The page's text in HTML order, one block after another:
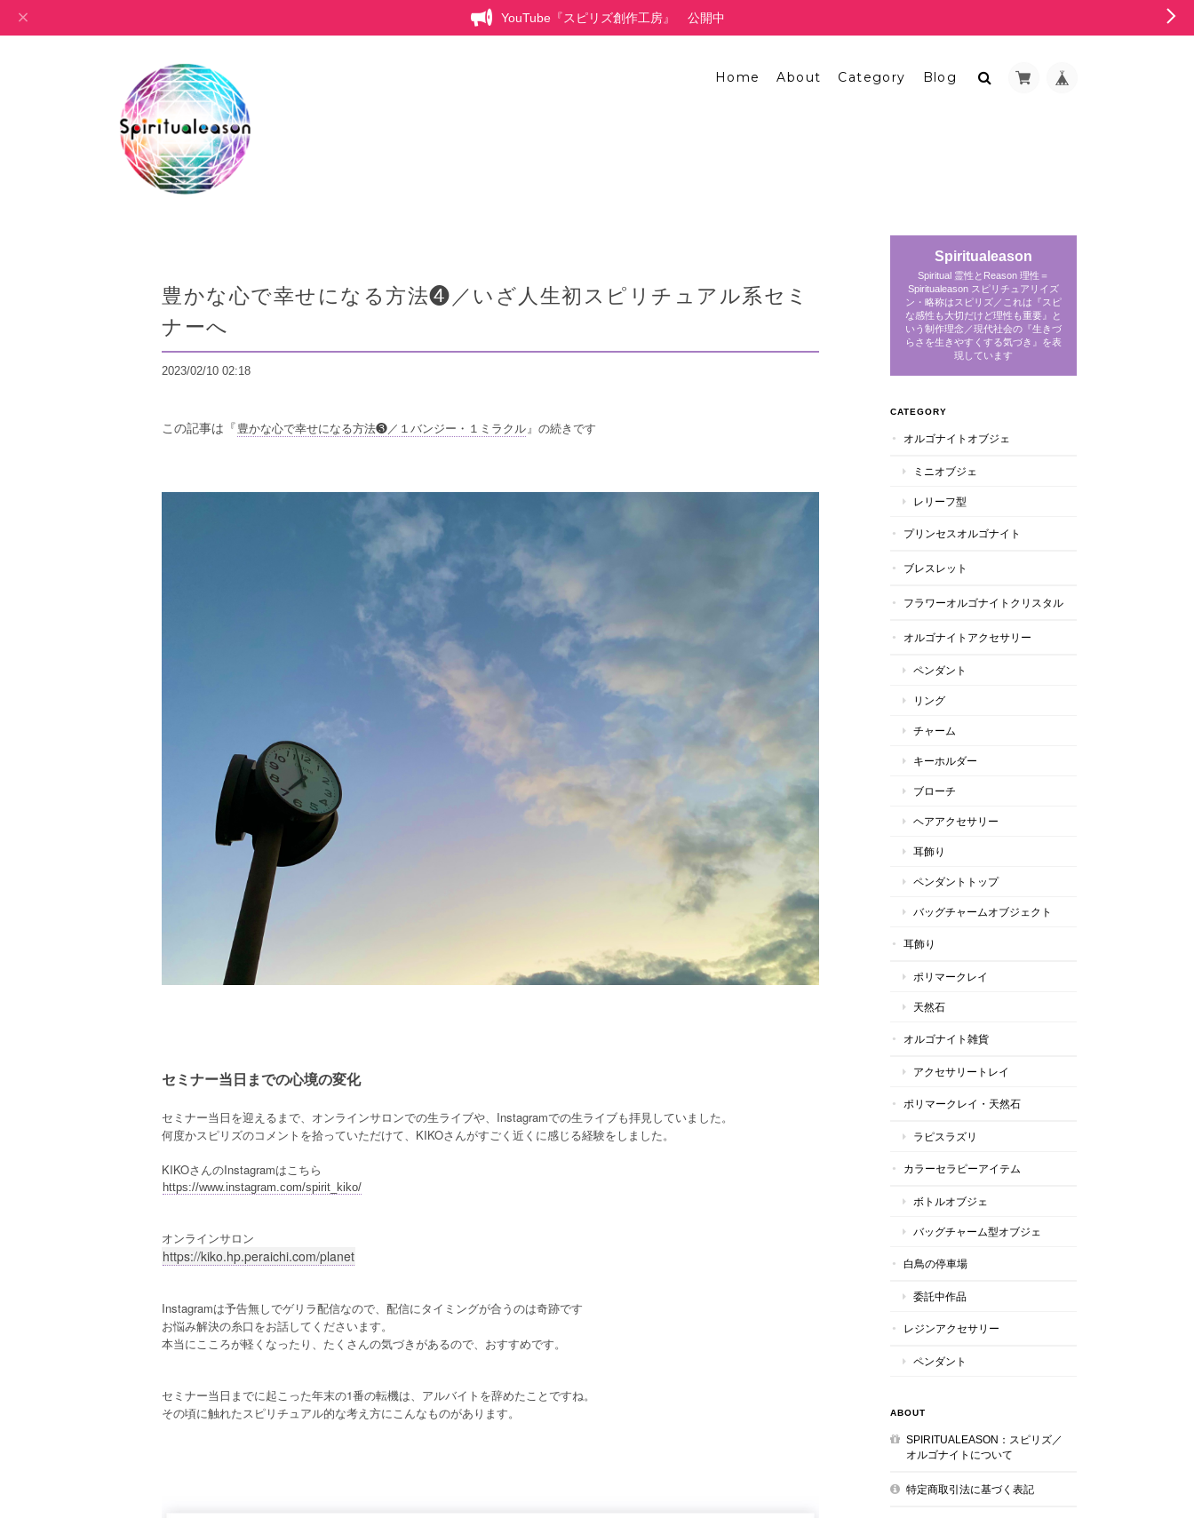
YouTube『スピリズ創作工房』 公開中
Home About Category Blog
豊かな心で幸せになる方法❹／いざ人生初スピリチュアル系セミ
ナーへ
2023/02/10 02:18
この記事は『豊かな心で幸せになる方法❸／１バンジー・１ミラクル』の続きです
セミナー当日までの心境の変化
セミナー当日を迎えるまで、オンラインサロンでの生ライブや、Instagramでの生ライブも拝見していました。
何度かスピリズのコメントを拾っていただけて、KIKOさんがすごく近くに感じる経験をしました。
KIKOさんのInstagramはこちら
https://www.instagram.com/spirit_kiko/
オンラインサロン
https://kiko.hp.peraichi.com/planet
Instagramは予告無しでゲリラ配信なので、配信にタイミングが合うのは奇跡です
お悩み解決の糸口をお話してくださいます。
本当にこころが軽くなったり、たくさんの気づきがあるので、おすすめです。
セミナー当日までに起こった年末の1番の転機は、アルバイトを辞めたことですね。
その頃に触れたスピリチュアル的な考え方にこんなものがあります。
Spiritualeason
Spiritual 霊性とReason 理性＝
Spiritualeason スピリチュアリイズ
ン・略称はスピリズ／これは『スピ
な感性も大切だけど理性も重要』と
いう制作理念／現代社会の『生きづ
らさを生きやすくする気づき』を表
現しています
CATEGORY
オルゴナイトオブジェ
ミニオブジェ
レリーフ型
プリンセスオルゴナイト
ブレスレット
フラワーオルゴナイトクリスタル
オルゴナイトアクセサリー
ペンダント
リング
チャーム
キーホルダー
ブローチ
ヘアアクセサリー
耳飾り
ペンダントトップ
バッグチャームオブジェクト
耳飾り
ポリマークレイ
天然石
オルゴナイト雑貨
アクセサリートレイ
ポリマークレイ・天然石
ラピスラズリ
カラーセラピーアイテム
ボトルオブジェ
バッグチャーム型オブジェ
白鳥の停車場
委託中作品
レジンアクセサリー
ペンダント
ABOUT
SPIRITUALEASON：スピリズ／
オルゴナイトについて
特定商取引法に基づく表記